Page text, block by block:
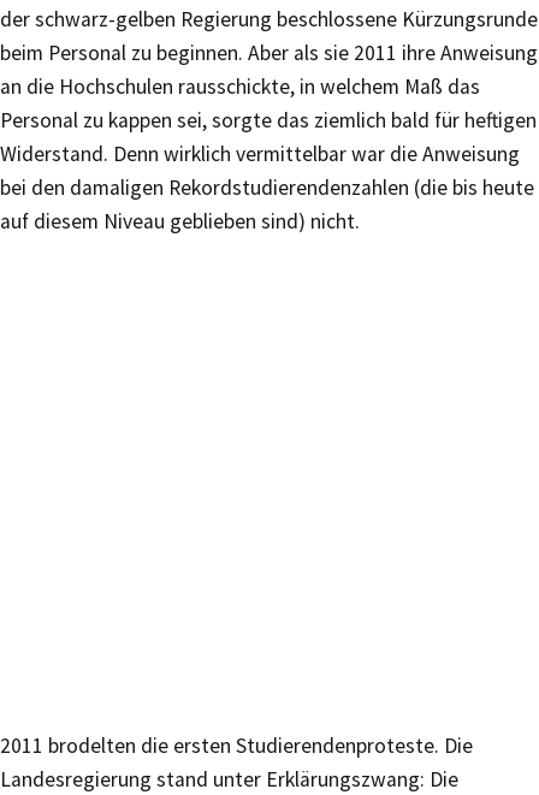
der schwarz-gelben Regierung beschlossene Kürzungsrunde
beim Personal zu beginnen. Aber als sie 2011 ihre Anweisung
an die Hochschulen rausschickte, in welchem Maß das
Personal zu kappen sei, sorgte das ziemlich bald für heftigen
Widerstand. Denn wirklich vermittelbar war die Anweisung
bei den damaligen Rekordstudierendenzahlen (die bis heute
auf diesem Niveau geblieben sind) nicht.
2011 brodelten die ersten Studierendenproteste. Die
Landesregierung stand unter Erklärungszwang: Die